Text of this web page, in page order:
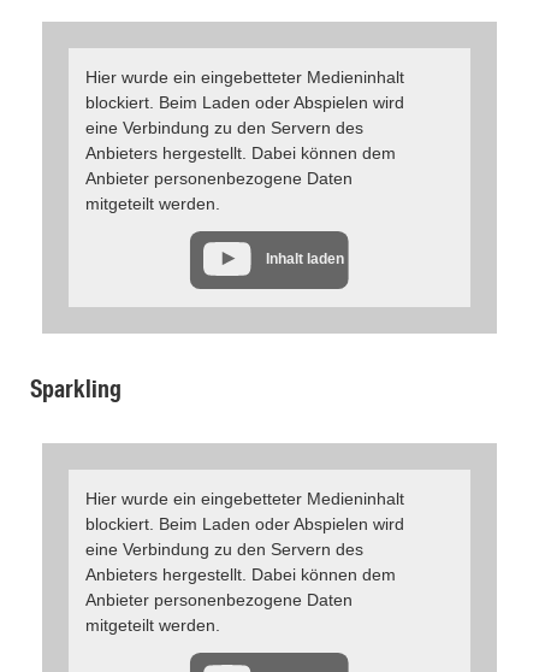
Hier wurde ein eingebetteter Medieninhalt
blockiert. Beim Laden oder Abspielen wird
eine Verbindung zu den Servern des
Anbieters hergestellt. Dabei können dem
Anbieter personenbezogene Daten
mitgeteilt werden.
Inhalt laden
Sparkling
Hier wurde ein eingebetteter Medieninhalt
blockiert. Beim Laden oder Abspielen wird
eine Verbindung zu den Servern des
Anbieters hergestellt. Dabei können dem
Anbieter personenbezogene Daten
mitgeteilt werden.